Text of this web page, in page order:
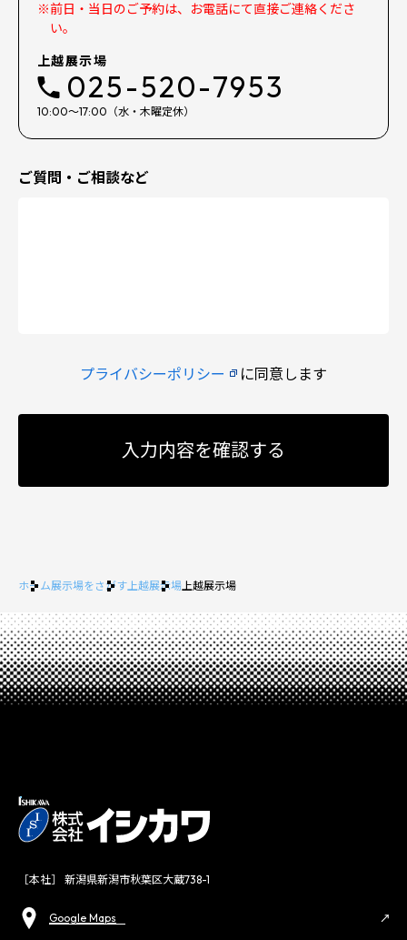
※前日・当日のご予約は、お電話にて直接ご連絡くださ
い。
上越展示場
025-520-7953
10:00～17:00（水・木曜定休）
ご質問・ご相談など
プライバシーポリシー に同意します
ホーム展示場をさがす上越展示場上越展示場
［本社］ 新潟県新潟市秋葉区大蔵738-1
Google Maps